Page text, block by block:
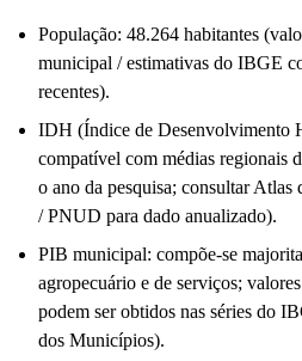
População: 48.264 habitantes
municipal / estimativas do IBGE
recentes).
IDH (Índice de Desenvolvimento
compatível com médias regionais
o ano da pesquisa; consultar
/ PNUD para dado anualizado).
PIB municipal: compõe-se
agropecuário e de serviços;
podem ser obtidos nas séries do
dos Municípios).